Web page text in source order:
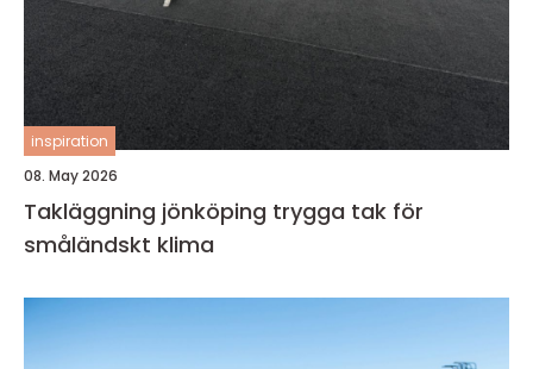
inspiration
08. May 2026
Takläggning jönköping trygga tak för
småländskt klima